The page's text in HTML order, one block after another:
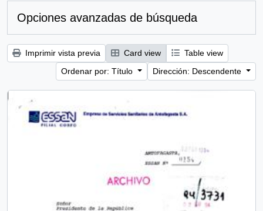
Opciones avanzadas de búsqueda
Imprimir vista previa Card view
Table view
Ordenar por: Título
Dirección: Descendente